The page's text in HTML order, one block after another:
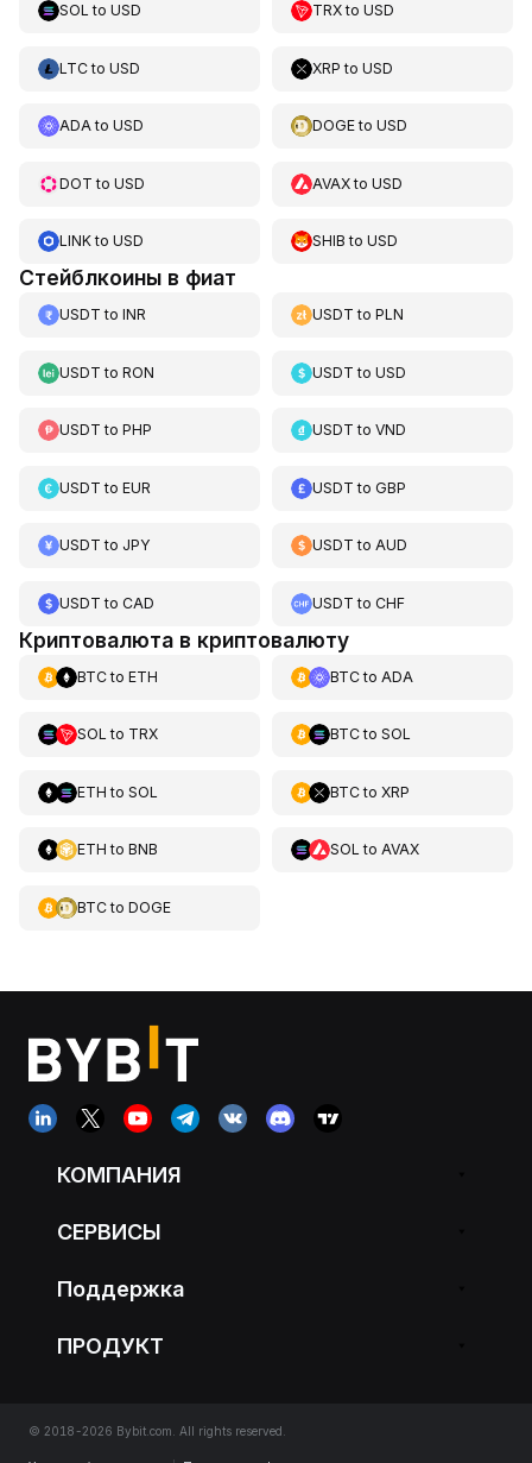
SOL to USD TRXtoUSD
LTCto USD XRP toUSD
ADAto USD DOGEtoUSD
DOT to USD AVAXtoUSD
LINKto USD SHIB toUSD
Стейблкоины в фиат
USDT to INR USDT toPLN
USDT to RON USDT toUSD
USDT to PHP USDT toVND
USDT to EUR USDT toGBP
USDT to JPY USDT toAUD
USDT to CAD USDT toCHF
Криптовалюта в криптовалюту
BTCto ETH BTCto ADA
SOL to TRX BTCto SOL
ETH to SOL BTCto XRP
ETH to BNB SOL to AVAX
BTCto DOGE
КОМПАНИЯ
СЕРВИСЫ
Поддержка
ПРОДУКТ
© 2018-2026 Bybit.com. All rights reserved.